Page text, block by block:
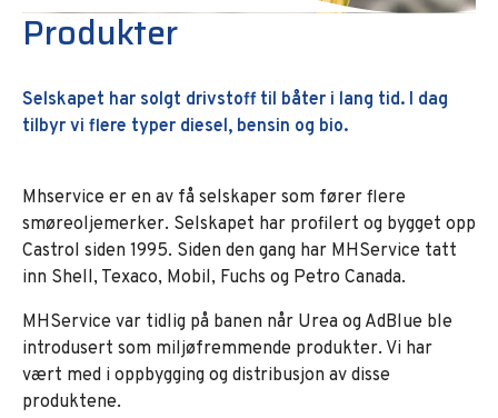
Produkter
Selskapet har solgt drivstoff til båter i lang tid. I dag
tilbyr vi flere typer diesel, bensin og bio.
Mhservice er en av få selskaper som fører flere
smøreoljemerker. Selskapet har profilert og bygget opp
Castrol siden 1995. Siden den gang har MHService tatt
inn Shell, Texaco, Mobil, Fuchs og Petro Canada.
MHService var tidlig på banen når Urea og AdBlue ble
introdusert som miljøfremmende produkter. Vi har
vært med i oppbygging og distribusjon av disse
produktene.